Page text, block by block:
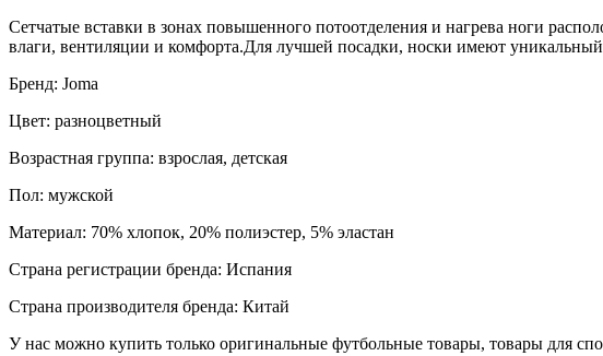
Сетчатые вставки в зонах повышенного потоотделения и нагрева ноги
влаги, вентиляции и комфорта.Для лучшей посадки, носки имеют
Бренд: Joma
Цвет: разноцветный
Возрастная группа: взрослая, детская
Пол: мужской
Материал: 70% хлопок, 20% полиэстер, 5% эластан
Страна регистрации бренда: Испания
Страна производителя бренда: Китай
У нас можно купить только оригинальные футбольные товары, товары для